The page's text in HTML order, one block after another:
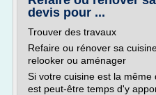
devis pour ...
Trouver des travaux
Refaire ou rénover sa
relooker ou aménager
Si votre cuisine est la
est peut-être temps d'y